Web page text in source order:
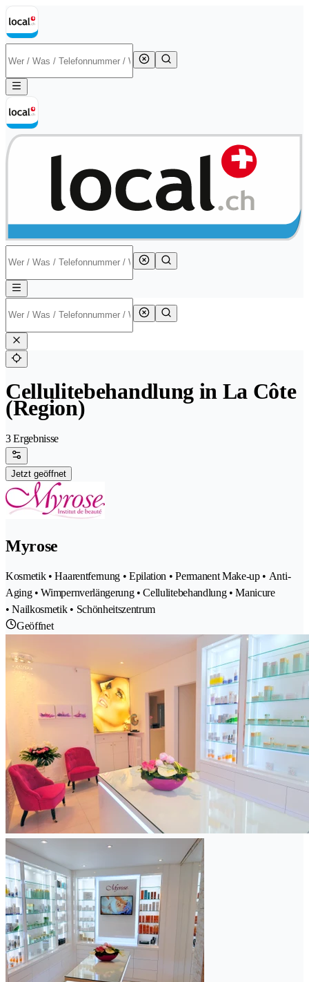
Cellulitebehandlung in La Côte
(Region)
3 Ergebnisse
Jetzt geöffnet
Myrose
Kosmetik • Haarentfernung • Epilation • Permanent Make-up • Anti-
Aging • Wimpernverlängerung • Cellulitebehandlung • Manicure
• Nailkosmetik • Schönheitszentrum
Geöffnet